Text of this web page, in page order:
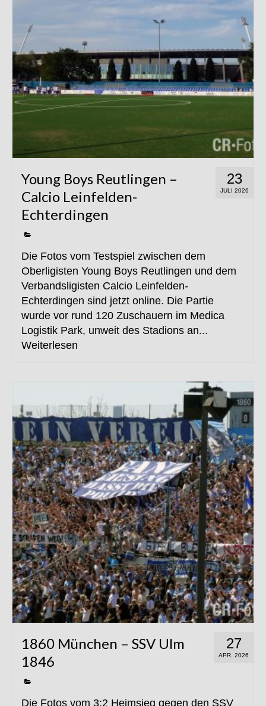
23
JULI 2026
Young Boys Reutlingen –
Calcio Leinfelden-
Echterdingen
Die Fotos vom Testspiel zwischen dem
Oberligisten Young Boys Reutlingen und dem
Verbandsligisten Calcio Leinfelden-
Echterdingen sind jetzt online. Die Partie
wurde vor rund 120 Zuschauern im Medica
Logistik Park, unweit des Stadions an...
Weiterlesen
27
APR. 2026
1860 München – SSV Ulm
1846
Die Fotos vom 3:2 Heimsieg gegen den SSV